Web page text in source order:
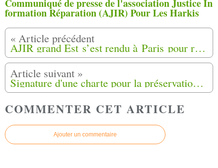
Communiqué de presse de l'association Justice In
formation Réparation (AJIR) Pour Les Harkis
AJIR grand Est s’est rendu à Paris pour rencontrer Rabah ZAOUI
Signature d'une charte pour la préservation et la mise en valeur de la mémoire des Harkis et leurs familles dans les hameaux de forestage
COMMENTER CET ARTICLE
Ajouter un commentaire